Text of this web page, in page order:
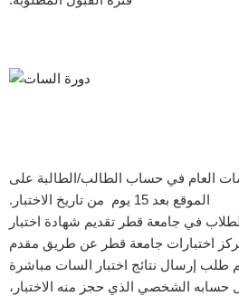
العام في حساب الطالب/الطالبة على
الموقع بعد 15 يوم من تاريخ الاختبار.
في جامعة قطر تقديم شهادة اختبار
اختبارات جامعة قطر عن طريق مقدم
طلب إرسال نتائج اختبار السات مباشرة
حسابه الشخصي الذي حجز منه الاختبار،